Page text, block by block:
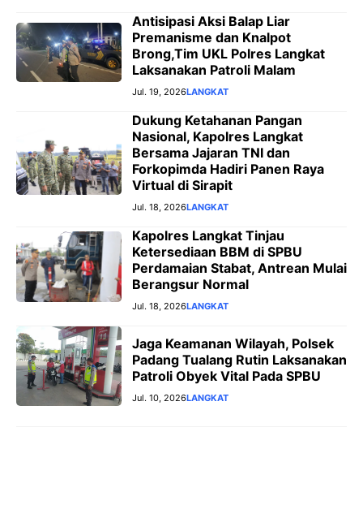
Antisipasi Aksi Balap Liar
Premanisme dan Knalpot
Brong,Tim UKL Polres Langkat
Laksanakan Patroli Malam
Jul. 19, 2026LANGKAT
Dukung Ketahanan Pangan
Nasional, Kapolres Langkat
Bersama Jajaran TNI dan
Forkopimda Hadiri Panen Raya
Virtual di Sirapit
Jul. 18, 2026LANGKAT
Kapolres Langkat Tinjau
Ketersediaan BBM di SPBU
Perdamaian Stabat, Antrean Mulai
Berangsur Normal
Jul. 18, 2026LANGKAT
Jaga Keamanan Wilayah, Polsek
Padang Tualang Rutin Laksanakan
Patroli Obyek Vital Pada SPBU
Jul. 10, 2026LANGKAT